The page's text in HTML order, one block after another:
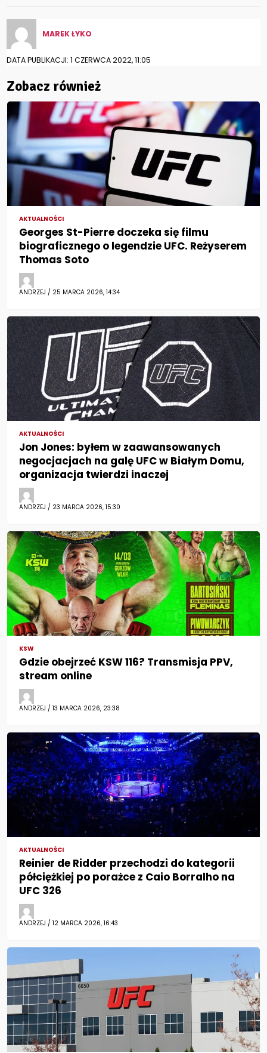
MAREK ŁYKO
DATA PUBLIKACJI: 1 CZERWCA 2022, 11:05
Zobacz również
AKTUALNOŚCI
Georges St-Pierre doczeka się filmu
biograficznego o legendzie UFC. Reżyserem
Thomas Soto
ANDRZEJ / 25 MARCA 2026, 14:34
AKTUALNOŚCI
Jon Jones: byłem w zaawansowanych
negocjacjach na galę UFC w Białym Domu,
organizacja twierdzi inaczej
ANDRZEJ / 23 MARCA 2026, 15:30
KSW
Gdzie obejrzeć KSW 116? Transmisja PPV,
stream online
ANDRZEJ / 13 MARCA 2026, 23:38
AKTUALNOŚCI
Reinier de Ridder przechodzi do kategorii
półciężkiej po porażce z Caio Borralho na
UFC 326
ANDRZEJ / 12 MARCA 2026, 16:43